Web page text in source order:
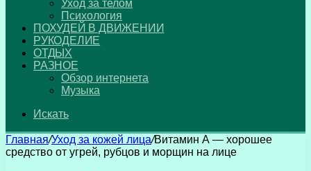
Уход за телом
Психология
ПОХУДЕЙ В ДВИЖЕНИИ
РУКОДЕЛИЕ
ОТДЫХ
РАЗНОЕ
Обзор интернета
Музыка
Искать
Главная/Уход за кожей лица/Витамин А — хорошее
средство от угрей, рубцов и морщин на лице